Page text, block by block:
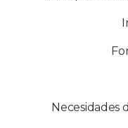
Necesidades